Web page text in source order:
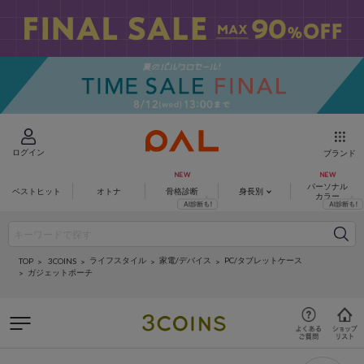
ログイン ブランド
ベストヒット オトナ 骨格診断 身長別
パーソナル
カラー
TOP 3COINS ライフスタイル 家電/デバイス
PC/タブレットケース
ガジェットポーチ